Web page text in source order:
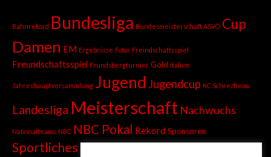
Bahnrekord Bundesliga Bundesmeisterschaft ASVÖ Cup
Damen EM Ergebnisse Fotos Freindschaftsspiel
Freundschaftsspiel Frundsbergturnier Gold italien
Jahreshauptversammlung Jugend Jugendcup KC Schrezheim
Landesliga Meisterschaft Nachwuchs
Nationalteams NBC NBC Pokal RekordSponsoren
SportlichesSprint